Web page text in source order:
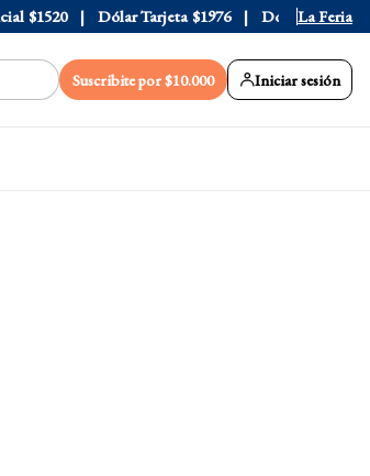
$1520 Dólar Tarjeta $1976 Dólar Blue $1530
La Feria
Suscribite por $10.000 Iniciar sesión